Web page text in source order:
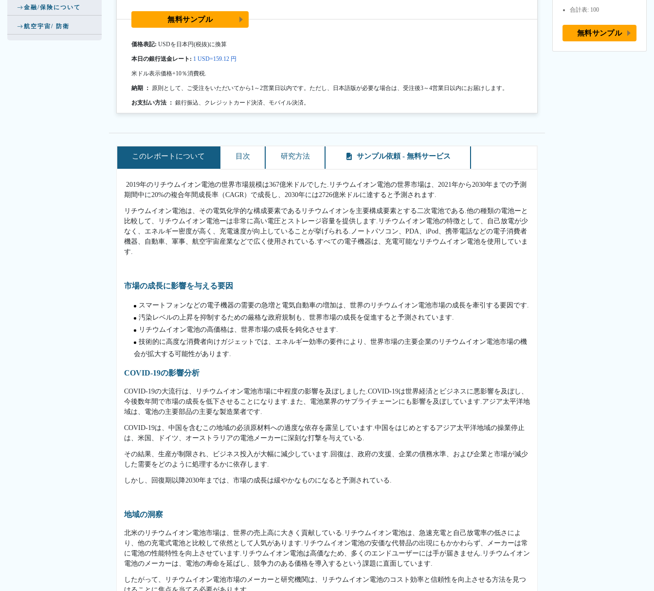
金融/保険について
航空宇宙/ 防衛
無料サンプル
価格表記: USDを日本円(税抜)に換算
本日の銀行送金レート: 1 USD=159.12 円
米ドル表示価格+10％消費税.
納期 ： 原則として、ご受注をいただいてから1～2営業日以内です。ただし、日本語版が必要な場合は、受注後3～4営業日以内にお届けします。
お支払い方法 ： 銀行振込、クレジットカード決済、モバイル決済。
このレポートについて 目次 研究方法 サンプル依頼 - 無料サービス
2019年のリチウムイオン電池の世界市場規模は367億米ドルでした.リチウムイオン電池の世界市場は、2021年から2030年までの予測
期間中に20%の複合年間成長率（CAGR）で成長し、2030年には2726億米ドルに達すると予測されます.
リチウムイオン電池は、その電気化学的な構成要素であるリチウムイオンを主要構成要素とする二次電池である.他の種類の電池ーと
比較して、リチウムイオン電池ーは非常に高い電圧とストレージ容量を提供します.リチウムイオン電池の特徴として、自己放電が少
なく、エネルギー密度が高く、充電速度が向上していることが挙げられる.ノートパソコン、PDA、iPod、携帯電話などの電子消費者
機器、自動車、軍事、航空宇宙産業などで広く使用されている.すべての電子機器は、充電可能なリチウムイオン電池を使用していま
す.
市場の成長に影響を与える要因
スマートフォンなどの電子機器の需要の急増と電気自動車の増加は、世界のリチウムイオン電池市場の成長を牽引する要因です.
汚染レベルの上昇を抑制するための厳格な政府規制も、世界市場の成長を促進すると予測されています.
リチウムイオン電池の高価格は、世界市場の成長を鈍化させます.
技術的に高度な消費者向けガジェットでは、エネルギー効率の要件により、世界市場の主要企業のリチウムイオン電池市場の機
会が拡大する可能性があります.
COVID-19の影響分析
COVID-19の大流行は、リチウムイオン電池市場に中程度の影響を及ぼしました.COVID-19は世界経済とビジネスに悪影響を及ぼし、
今後数年間で市場の成長を低下させることになります.また、電池業界のサプライチェーンにも影響を及ぼしています.アジア太平洋地
域は、電池の主要部品の主要な製造業者です.
COVID-19は、中国を含むこの地域の必須原材料への過度な依存を露呈しています.中国をはじめとするアジア太平洋地域の操業停止
は、米国、ドイツ、オーストラリアの電池メーカーに深刻な打撃を与えている.
その結果、生産が制限され、ビジネス投入が大幅に減少しています.回復は、政府の支援、企業の債務水準、および企業と市場が減少
した需要をどのように処理するかに依存します.
しかし、回復期以降2030年までは、市場の成長は緩やかなものになると予測されている.
地域の洞察
北米のリチウムイオン電池市場は、世界の売上高に大きく貢献している.リチウムイオン電池は、急速充電と自己放電率の低さによ
り、他の充電式電池と比較して依然として人気があります.リチウムイオン電池の安価な代替品の出現にもかかわらず、メーカーは常
に電池の性能特性を向上させています.リチウムイオン電池は高価なため、多くのエンドユーザーには手が届きません.リチウムイオン
電池のメーカーは、電池の寿命を延ばし、競争力のある価格を導入するという課題に直面しています.
したがって、リチウムイオン電池市場のメーカーと研究機関は、リチウムイオン電池のコスト効率と信頼性を向上させる方法を見つ
合計表: 100
無料サンプル